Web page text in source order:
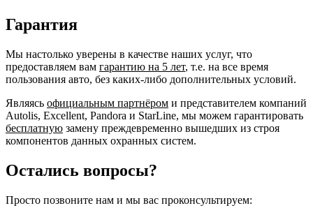
Гарантия
Мы настолько уверены в качестве наших услуг, что
предоставляем вам гарантию на 5 лет, т.е. на все время
пользования авто, без каких-либо дополнительных условий.
Являясь официальным партнёром и представителем компаний
Autolis, Excellent, Pandora и StarLine, мы можем гарантировать
бесплатную замену преждевременно вышедших из строя
компонентов данных охранных систем.
Остались вопросы?
Просто позвоните нам и мы вас проконсультируем: